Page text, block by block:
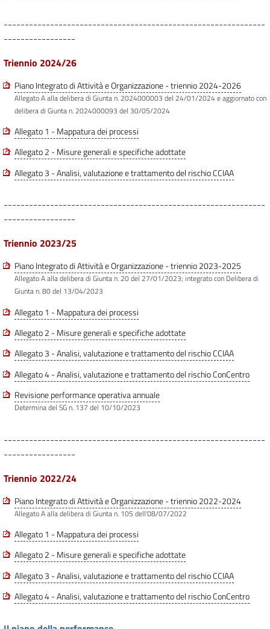
--------------------------------------------------------------
-----------------
Triennio 2024/26
Piano Integrato di Attività e Organizzazione - triennio 2024-2026
Allegato A alla delibera di Giunta n. 2024000003 del 24/01/2024 e aggiornato con
delibera di Giunta n. 2024000093 del 30/05/2024
Allegato 1 - Mappatura dei processi
Allegato 2 - Misure generali e specifiche adottate
Allegato 3 - Analisi, valutazione e trattamento del rischio CCIAA
--------------------------------------------------------------
-----------------
Triennio 2023/25
Piano Integrato di Attività e Organizzazione - triennio 2023-2025
Allegato A alla delibera di Giunta n. 20 del 27/01/2023; integrato con Delibera di
Giunta n. 80 del 13/04/2023
Allegato 1 - Mappatura dei processi
Allegato 2 - Misure generali e specifiche adottate
Allegato 3 - Analisi, valutazione e trattamento del rischio CCIAA
Allegato 4 - Analisi, valutazione e trattamento del rischio ConCentro
Revisione performance operativa annuale
Determina del SG n. 137 del 10/10/2023
--------------------------------------------------------------
-----------------
Triennio 2022/24
Piano Integrato di Attività e Organizzazione - triennio 2022-2024
Allegato A alla delibera di Giunta n. 105 dell'08/07/2022
Allegato 1 - Mappatura dei processi
Allegato 2 - Misure generali e specifiche adottate
Allegato 3 - Analisi, valutazione e trattamento del rischio CCIAA
Allegato 4 - Analisi, valutazione e trattamento del rischio ConCentro